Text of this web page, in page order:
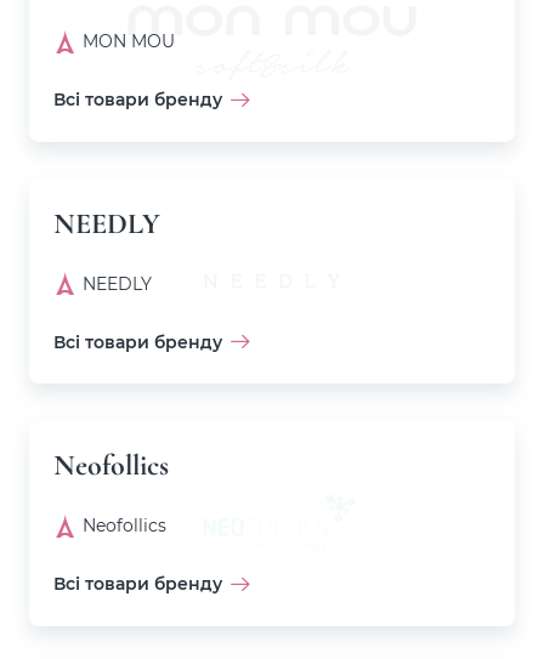
MON MOU
Всі товари бренду
NEEDLY
NEEDLY
Всі товари бренду
Neofollics
Neofollics
Всі товари бренду